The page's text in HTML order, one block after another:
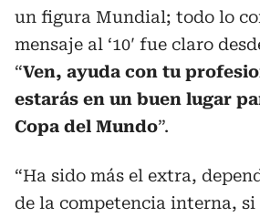
un figura Mundial; todo lo
mensaje al ‘10′ fue claro
“Ven, ayuda con tu
estarás en un buen lugar
Copa del Mundo”.
“Ha sido más el extra,
de la competencia interna, si